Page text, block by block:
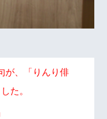
、「りんり俳
た。